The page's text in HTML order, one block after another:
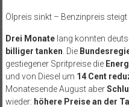
Ölpreis sinkt – Benzinpreis steigt
Drei Monatelang konnten
billiger tanken . Die
gestiegener Spritpreise die
und von Diesel um 14 Cent
Monatesende August aber
wieder: höhere Preise an der